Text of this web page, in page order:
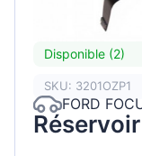
Disponible (2)
SKU: 3201OZP1
FORD